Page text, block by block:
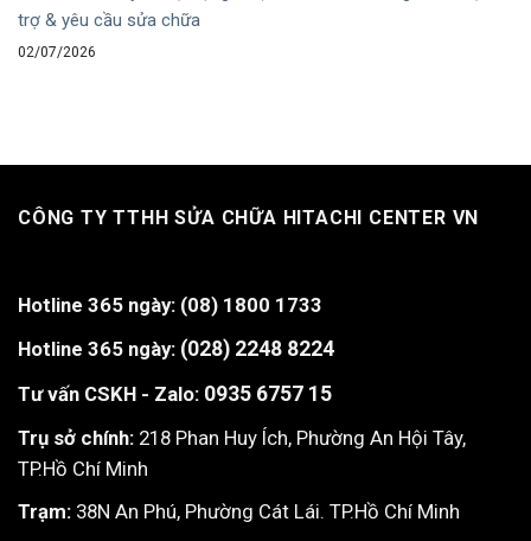
trợ & yêu cầu sửa chữa
02/07/2026
CÔNG TY TTHH SỬA CHỮA HITACHI CENTER VN
Hotline 365 ngày: (08) 1800 1733
Hotline 365 ngày: (028) 2248 8224
Tư vấn CSKH - Zalo: 0935 6757 15
Trụ sở chính: 218 Phan Huy Ích, Phường An Hội Tây,
TP.Hồ Chí Minh
Trạm: 38N An Phú, Phường Cát Lái. TP.Hồ Chí Minh